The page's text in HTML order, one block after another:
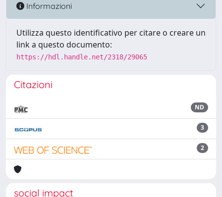
Informazioni
Utilizza questo identificativo per citare o creare un
link a questo documento:
https://hdl.handle.net/2318/29065
Citazioni
ND
3
2
social impact